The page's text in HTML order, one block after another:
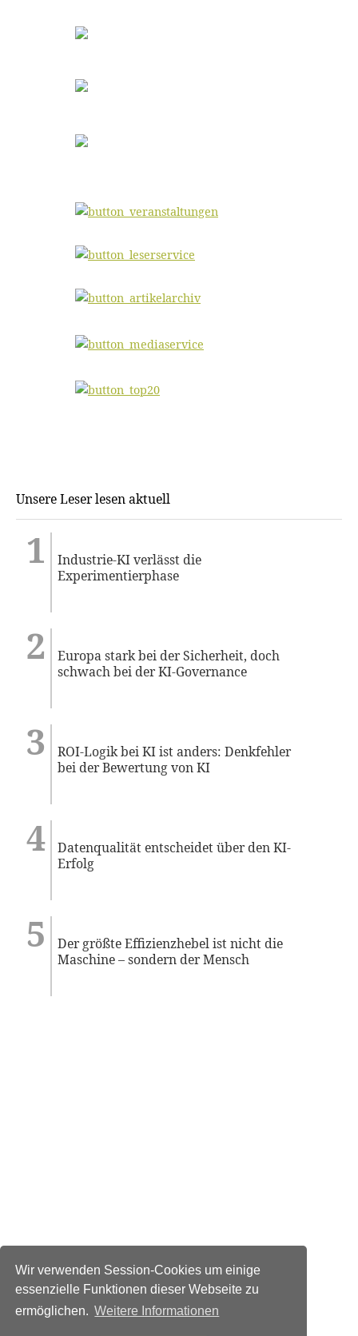
Wir verwenden Session-Cookies um einige
essenzielle Funktionen dieser Webseite zu
ermöglichen. Weitere Informationen
Unsere Leser lesen aktuell
Industrie-KI verlässt die
Experimentierphase
Europa stark bei der Sicherheit, doch
schwach bei der KI-Governance
ROI-Logik bei KI ist anders: Denkfehler
bei der Bewertung von KI
Datenqualität entscheidet über den KI-
Erfolg
Der größte Effizienzhebel ist nicht die
Maschine – sondern der Mensch